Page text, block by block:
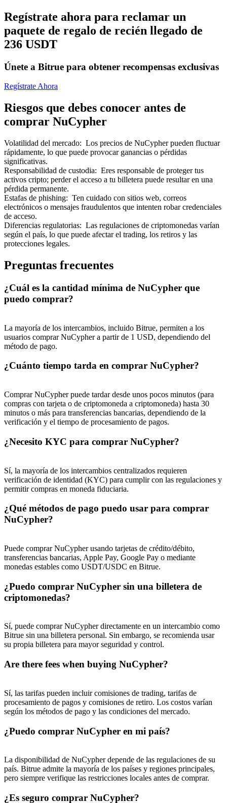
Afiliados de Bitrue
¡Hasta un 65% de comisiones!
Referencia
Invita a un amigo para recibir recompensas en efectivo
Deposit CASHCAT & Win
Deposit CASHCAT & Win
Share 500000 CASHCAT prize pool
Exclusive for BitMart Users
Register & Trade to Win 500,000 USDT
Precious Metals Trading Carnival
Trade Gold & Silver · 33,333 USDT Bonus
USDT New User Exclusive 10% APR
USDT Flexible Staking | Daily Rewards
New Listing Futures Fest
Crypto World Cup 2026: Grand Finale
77,777+3k Rewards
Más eventos
Regístrate ahora para reclamar un
paquete de regalo de recién llegado de
236 USDT
Únete a Bitrue para obtener recompensas exclusivas
Regístrate Ahora
Riesgos que debes conocer antes de
comprar NuCypher
Volatilidad del mercado: Los precios de NuCypher pueden fluctuar
rápidamente, lo que puede provocar ganancias o pérdidas
significativas.
Responsabilidad de custodia: Eres responsable de proteger tus
activos cripto; perder el acceso a tu billetera puede resultar en una
pérdida permanente.
Estafas de phishing: Ten cuidado con sitios web, correos
electrónicos o mensajes fraudulentos que intenten robar credenciales
de acceso.
Diferencias regulatorias: Las regulaciones de criptomonedas varían
según el país, lo que puede afectar el trading, los retiros y las
protecciones legales.
Preguntas frecuentes
¿Cuál es la cantidad mínima de NuCypher que
puedo comprar?
La mayoría de los intercambios, incluido Bitrue, permiten a los
usuarios comprar NuCypher a partir de 1 USD, dependiendo del
método de pago.
¿Cuánto tiempo tarda en comprar NuCypher?
Comprar NuCypher puede tardar desde unos pocos minutos (para
compras con tarjeta o de criptomoneda a criptomoneda) hasta 30
minutos o más para transferencias bancarias, dependiendo de la
verificación y el tiempo de procesamiento de pagos.
¿Necesito KYC para comprar NuCypher?
Sí, la mayoría de los intercambios centralizados requieren
verificación de identidad (KYC) para cumplir con las regulaciones y
permitir compras en moneda fiduciaria.
¿Qué métodos de pago puedo usar para comprar
NuCypher?
Puede comprar NuCypher usando tarjetas de crédito/débito,
transferencias bancarias, Apple Pay, Google Pay o mediante
monedas estables como USDT/USDC en Bitrue.
¿Puedo comprar NuCypher sin una billetera de
criptomonedas?
Sí, puede comprar NuCypher directamente en un intercambio como
Bitrue sin una billetera personal. Sin embargo, se recomienda usar
su propia billetera para mayor seguridad y control.
Are there fees when buying NuCypher?
Sí, las tarifas pueden incluir comisiones de trading, tarifas de
procesamiento de pagos y comisiones de retiro. Los costos varían
según los métodos de pago y las condiciones del mercado.
¿Puedo comprar NuCypher en mi país?
La disponibilidad de NuCypher depende de las regulaciones de su
país. Bitrue admite la mayoría de los países y regiones principales,
pero siempre verifique las restricciones locales antes de comprar.
¿Es seguro comprar NuCypher?